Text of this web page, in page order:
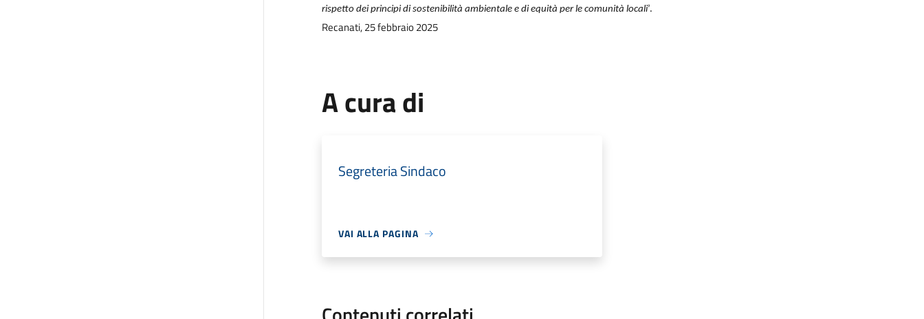
rispetto dei principi di sostenibilità ambientale e di equità per le comunità locali’.
Recanati, 25 febbraio 2025
A cura di
Segreteria Sindaco
VAI ALLA PAGINA